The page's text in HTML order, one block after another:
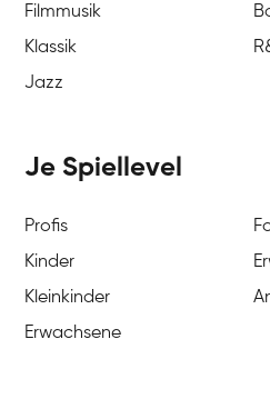
Filmmusik
Klassik
Jazz
Je Spiellevel
Profis
Kinder
Kleinkinder
Erwachsene